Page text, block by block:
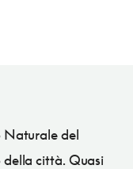
Naturale del
della città. Quasi